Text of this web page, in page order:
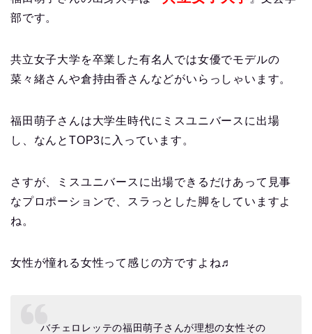
部です。
共立女子大学を卒業した有名人では女優でモデルの
菜々緒さんや倉持由香さんなどがいらっしゃいます。
福田萌子さんは大学生時代にミスユニバースに出場
し、なんとTOP3に入っています。
さすが、ミスユニバースに出場できるだけあって見事
なプロポーションで、スラっとした脚をしていますよ
ね。
女性が憧れる女性って感じの方ですよね♬
バチェロレッテの福田萌子さんが理想の女性その